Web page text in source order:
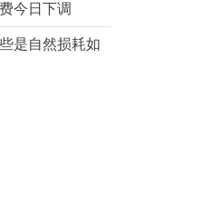
今日下调
是自然损耗如